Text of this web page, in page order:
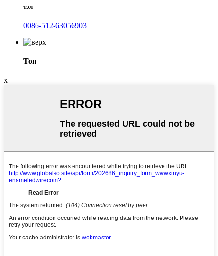
тэл
0086-512-63056903
Топ
x